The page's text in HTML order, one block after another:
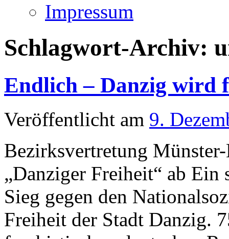
Impressum
Schlagwort-Archiv:
Endlich – Danzig wird
Veröffentlicht am 9.
Bezirksvertretung
„Danziger Freiheit“ ab Ein
Sieg gegen den
Freiheit der Stadt Danzig.